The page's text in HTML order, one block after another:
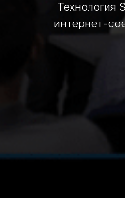
Технология
интернет-